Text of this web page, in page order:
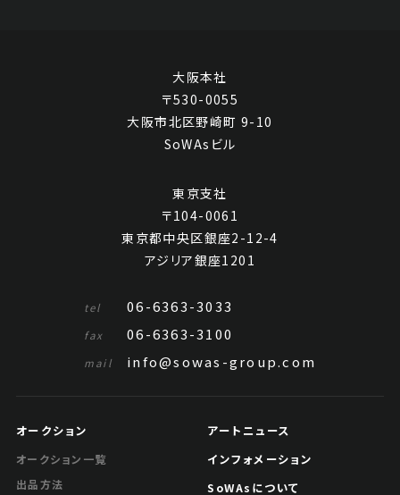
大阪本社
〒530-0055
大阪市北区野崎町 9-10
SoWAsビル
東京支社
〒104-0061
東京都中央区銀座2-12-4
アジリア銀座1201
tel 06-6363-3033
fax 06-6363-3100
mail info@sowas-group.com
オークション
オークション一覧
出品方法
アートニュース
インフォメーション
SoWAsについて